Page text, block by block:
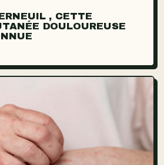
, CETTE
DOULOUREUSE